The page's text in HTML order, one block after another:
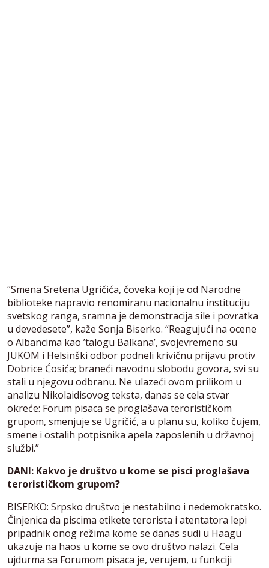
“Smena Sretena Ugričića, čoveka koji je od Narodne
biblioteke napravio renomiranu nacionalnu instituciju
svetskog ranga, sramna je demonstracija sile i povratka
u devedesete”, kaže Sonja Biserko. “Reagujući na ocene
o Albancima kao ’talogu Balkana’, svojevremeno su
JUKOM i Helsinški odbor podneli krivičnu prijavu protiv
Dobrice Ćosića; braneći navodnu slobodu govora, svi su
stali u njegovu odbranu. Ne ulazeći ovom prilikom u
analizu Nikolaidisovog teksta, danas se cela stvar
okreće: Forum pisaca se proglašava terorističkom
grupom, smenjuje se Ugričić, a u planu su, koliko čujem,
smene i ostalih potpisnika apela zaposlenih u državnoj
službi.”
DANI: Kakvo je društvo u kome se pisci proglašava
terorističkom grupom?
BISERKO: Srpsko društvo je nestabilno i nedemokratsko.
Činjenica da piscima etikete terorista i atentatora lepi
pripadnik onog režima kome se danas sudi u Haagu
ukazuje na haos u kome se ovo društvo nalazi. Cela
ujdurma sa Forumom pisaca je, verujem, u funkciji